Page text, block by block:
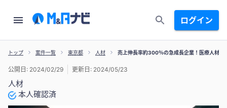
ログイン
トップ 案件一覧 東京都 人材 売上伸長率約300％の急成長企業！医療人材紹
人材
本人確認済
公開日: 2024/02/29 更新日: 2024/05/23